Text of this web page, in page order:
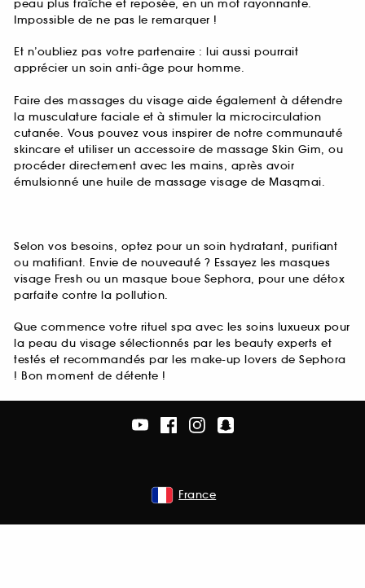
peau plus fraîche et reposée, en un mot rayonnante.
Impossible de ne pas le remarquer !
Et n’oubliez pas votre partenaire : lui aussi pourrait
apprécier un soin anti-âge pour homme.
Faire des massages du visage aide également à détendre
la musculature faciale et à stimuler la microcirculation
cutanée. Vous pouvez vous inspirer de notre communauté
skincare et utiliser un accessoire de massage Skin Gim, ou
procéder directement avec les mains, après avoir
émulsionné une huile de massage visage de Masqmai.
Selon vos besoins, optez pour un soin hydratant, purifiant
ou matifiant. Envie de nouveauté ? Essayez les masques
visage Fresh ou un masque boue Sephora, pour une détox
parfaite contre la pollution.
Que commence votre rituel spa avec les soins luxueux pour
la peau du visage sélectionnés par les beauty experts et
testés et recommandés par les make-up lovers de Sephora
! Bon moment de détente !
France